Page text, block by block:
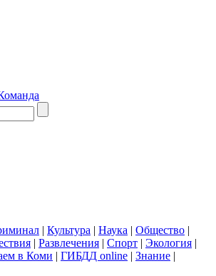
| Культура | Наука | Общество |
| Развлечения | Спорт | Экология |
в Коми | ГИБДД online | Знание |